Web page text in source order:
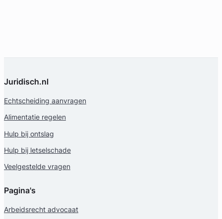
Juridisch.nl
Echtscheiding aanvragen
Alimentatie regelen
Hulp bij ontslag
Hulp bij letselschade
Veelgestelde vragen
Pagina's
Arbeidsrecht advocaat